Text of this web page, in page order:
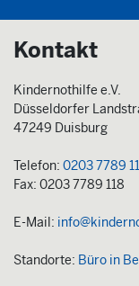
Kontakt
Kindernothilfe e.V.
Düsseldorfer
47249 Duisburg
Telefon: 0203 7789
Fax: 0203 7789 118
E-Mail:
Standorte: Büro in